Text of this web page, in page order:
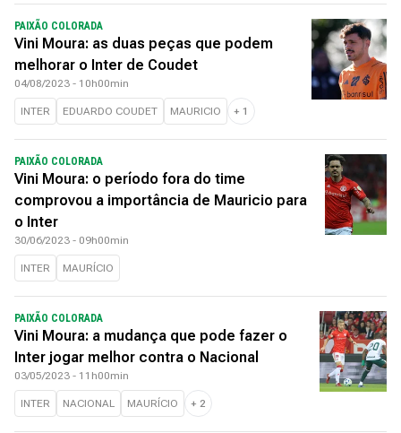
PAIXÃO COLORADA
Vini Moura: as duas peças que podem
melhorar o Inter de Coudet
04/08/2023 - 10h00min
INTER EDUARDO COUDET MAURICIO + 1
PAIXÃO COLORADA
Vini Moura: o período fora do time
comprovou a importância de Mauricio para
o Inter
30/06/2023 - 09h00min
INTER MAURÍCIO
PAIXÃO COLORADA
Vini Moura: a mudança que pode fazer o
Inter jogar melhor contra o Nacional
03/05/2023 - 11h00min
INTER NACIONAL MAURÍCIO + 2